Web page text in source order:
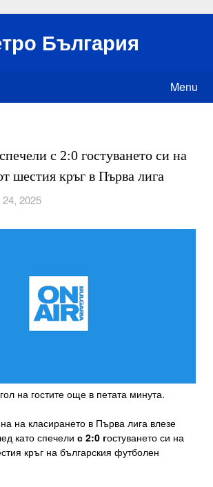
България
Menu
с 2:0 гостуването си на
шестия кръг в Първа лига
24, 2025
на гостите още в петата минута.
на класирането в Първа лига влезе
като спечели с 2:0 гостуването си на
кръг на българския футболен